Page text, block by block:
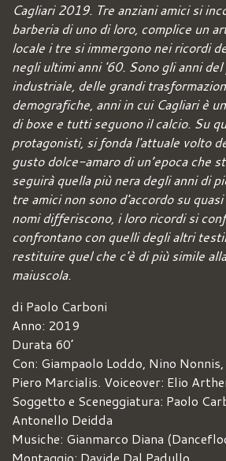
Cagliari 2019. Tre anziani amici si
barberia di uno di loro, complice un
locale i tre si immergono nei ricordi
negli ultimi anni '60. Sono gli anni
industriale, delle grandi
demografiche, anni in cui Cagliari è
di boxe e tutti seguono il calcio. Su
protagonisti, si fonda l'attuale volto
gusto dolce-amaro di un’epoca che
seguirà quella più nera degli anni di
tre amici non sono d'accordo su
nomi differiscono, i loro ricordi si
confrontano con quelli degli altri
restituire quel che c'è di più simile
maiuscola.
di Paolo Carboni
Anno: 2019
Durata 60’
Con: Giampaolo Loddo, Nino
Piero Marcialis. Voiceover: Elio
Soggetto e Sceneggiatura: Paolo
Antonello Deidda
Musiche: Gianmarco Diana